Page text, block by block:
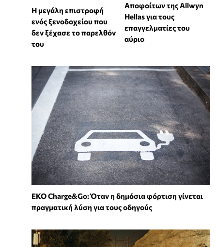
Η μεγάλη επιστροφή
ενός ξενοδοχείου που
δεν ξέχασε το παρελθόν
του
Αποφοίτων της Allwyn
Hellas για τους
επαγγελματίες του
αύριο
EKO Charge&Go: Όταν η δημόσια φόρτιση γίνεται
πραγματική λύση για τους οδηγούς